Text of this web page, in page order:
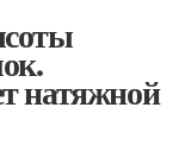
натяжной